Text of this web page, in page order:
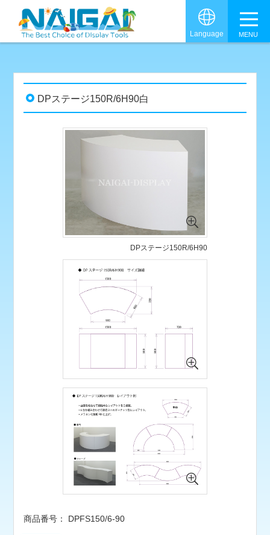
Language
グ
DPステージ150R/6H90白
DPステージ150R/6H90
DPFS150/6-90